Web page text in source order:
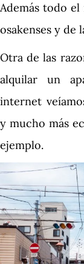
Además todo el
osakenses y de
Otra de las
alquilar un
internet
y mucho más
ejemplo.